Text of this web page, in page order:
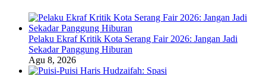
Pelaku Ekraf Kritik Kota Serang Fair 2026: Jangan Jadi
Sekadar Panggung Hiburan
Agu 8, 2026